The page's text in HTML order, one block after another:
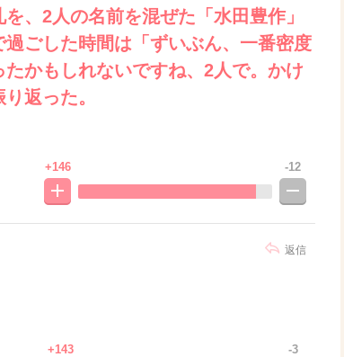
、2人の名前を混ぜた「水田豊作」
ごした時間は「ずいぶん、一番密度
かもしれないですね、2人で。かけ
返った。
+146 -12
返信
+143 -3